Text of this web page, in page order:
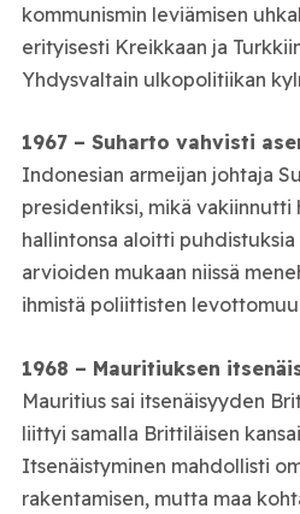
kommunismin leviämisen
erityisesti Kreikkaan ja
Yhdysvaltain ulkopolitiikan
1967 – Suharto vahvisti
Indonesian armeijan johtaja
presidentiksi, mikä vakiinnutti
hallintonsa aloitti
arvioiden mukaan niissä
ihmistä poliittisten
1968 – Mauritiuksen
Mauritius sai itsenäisyyden
liittyi samalla Brittiläisen
Itsenäistyminen mahdollisti
rakentamisen, mutta maa